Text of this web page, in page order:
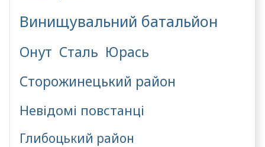
Винищувальний батальйон
Онут Сталь Юрась
Сторожинецький район
Невідомі повстанці
Глибоцький район